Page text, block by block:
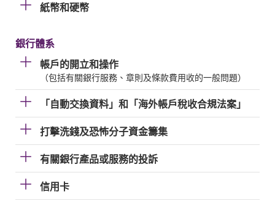
紙幣和硬幣
銀行體系
帳戶的開立和操作
（包括有關銀行服務、章則及條款費用收的一般問題）
「自動交換資料」和「海外帳戶稅收合規法案」
打擊洗錢及恐怖分子資金籌集
有關銀行產品或服務的投訴
信用卡